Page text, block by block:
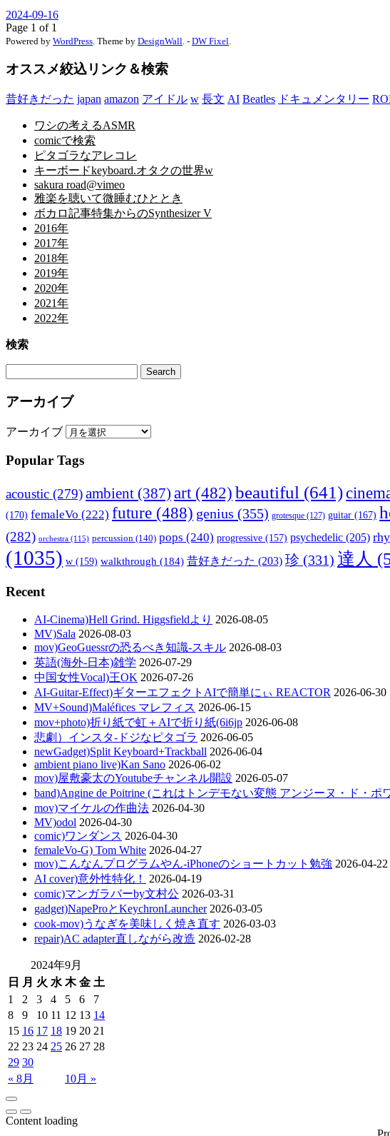
2024-09-16
Page 1 of 1
Powered by WordPress . Theme by DesignWall . - DW Fixel
オススメ絞込リンク＆検索
昔好きだった japan amazon アイドル w 長文 AI Beatles ドキュメンタリー
ワシの考えるASMR
comicで検索
ピタゴラなアレコレ
キーボードkeyboard.オタクの世界w
sakura road@vimeo
雅楽を聴いて微睡むひととき
ボカロ記事特集からのSynthesizer V
2016年
2017年
2018年
2019年
2020年
2021年
2022年
検索
アーカイブ
アーカイブ
Popular Tags
acoustic (279)ambient (387) art (482) beautiful (641)
(170) femaleVo (222) future (488) genius (355) grotesque (127) guitar (167)
(282) orchestra (115) percussion (140) pops (240) progressive (157) psychedelic (205)
(1035) w (159) walkthrough (184) 昔好きだった (203) 珍 (331) 達人
Recent
AI-Cinema)Hell Grind. Higgsfieldより 2026-08-05
MV)Sala 2026-08-03
mov)GeoGuessrの恐るべき知識-スキル 2026-08-03
英語(海外-日本)雑学 2026-07-29
中国女性Vocal)王OK 2026-07-26
AI-Guitar-Effect)ギターエフェクトAIで簡単にぃ REACTOR 2026-06-30
MV+Sound)Maléfices マレフィス 2026-06-15
mov+photo)折り紙で虹＋AIで折り紙(6i6jp 2026-06-08
悲劇）インスタ-ドジなピタゴラ 2026-06-05
newGadget)Split Keyboard+Trackball 2026-06-04
ambient piano live)Kan Sano 2026-06-02
mov)屋敷豪太のYoutubeチャンネル開設 2026-05-07
band)Angine de Poitrine (これはトンデモない変態 アンジーヌ・ド・ポ
mov)マイケルの作曲法 2026-04-30
MV)odol 2026-04-30
comic)ワンダンス 2026-04-30
femaleVo-G) Tom White 2026-04-27
mov)こんなんプログラムやん-iPhoneのショートカット勉強 2026-04-22
AI cover)意外性特化！
2026-04-19
comic)マンガラバーby文村公 2026-03-31
gadget)NapeProとKeychronLauncher 2026-03-05
cook-mov)うなぎを美味しく焼き直す 2026-03-03
repair)AC adapter直しながら改造 2026-02-28
2024年9月
日
月 火 水 木 金 土
« 8月 10月 »
1 2 3 4 5 6
7
8
9 10 11 12 13 14
15 16 17 18 19 20 21
22 23 24 25 26 27 28
29 30
Content loading